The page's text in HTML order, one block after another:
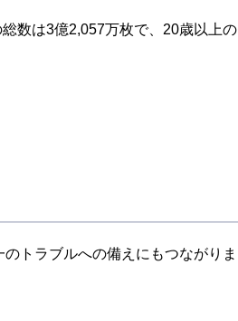
数は3億2,057万枚で、20歳以上の
トラブルへの備えにもつながりま